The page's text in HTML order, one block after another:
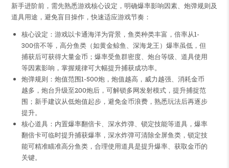
新手进阶前，需先熟悉游戏核心设定，明确爆率影响因素、炮弹规则及
道具用途，避免盲目操作，快速适应游戏节奏：
核心设定：游戏以卡通海洋为背景，鱼类种类丰富，倍率从1-
300倍不等，高分鱼类（如黄金鲸鱼、深海龙王）爆率虽低，但
捕获后可获得大量金币；爆率受鱼群密度、炮台等级、道具使用
等因素影响，掌握规律可大幅提升捕获成功率。
炮弹规则：炮值范围1-500炮，炮值越高，威力越强、消耗金币
越多，炮台升级至200炮后，可解锁多网发射模式，提升捕捉范
围；新手建议从低炮值起步，避免金币浪费，熟悉玩法后再逐步
提升。
核心道具：内置爆率翻倍卡、深水炸弹、锁定技能等道具，爆率
翻倍卡可临时提升捕获爆率，深水炸弹可清除全屏鱼类，锁定技
能可精准瞄准高分鱼类，合理使用道具是提升爆率、获取金币的
关键。